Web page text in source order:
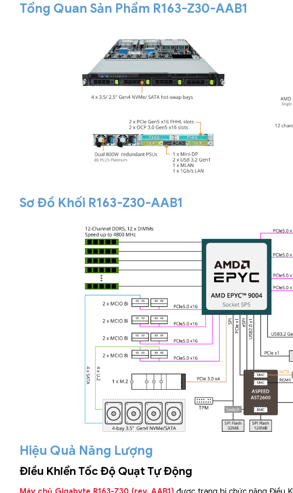
Tổng Quan Sản Phẩm R163-Z30-AAB1
Sơ Đồ Khối R163-Z30-AAB1
Hiệu Quả Năng Lượng
Điều Khiển Tốc Độ Quạt Tự Động